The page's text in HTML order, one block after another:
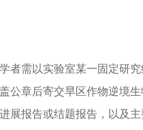
者需以实验室某一固定研究
章后寄交旱区作物逆境生
展报告或结题报告，以及